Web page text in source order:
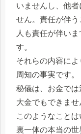
いませんし、他
せん。責任が伴
人も責任が伴い
す。
それらの内容に
周知の事実です。
秘儀は、お金では
大金でもできませ
このようなこと
裏一体の本当の